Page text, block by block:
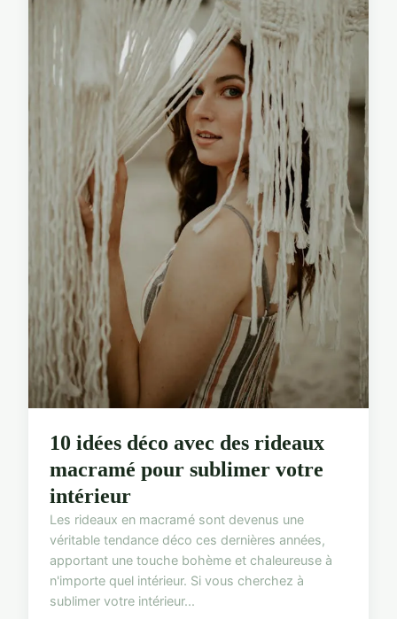
10 idées déco avec des rideaux
macramé pour sublimer votre
intérieur
Les rideaux en macramé sont devenus une
véritable tendance déco ces dernières années,
apportant une touche bohème et chaleureuse à
n'importe quel intérieur. Si vous cherchez à
sublimer votre intérieur...